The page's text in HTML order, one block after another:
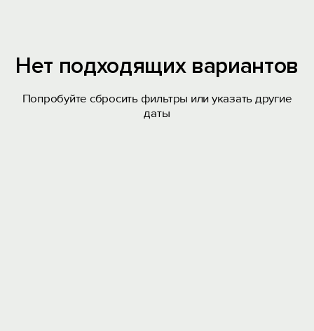
Нет подходящих вариантов
Попробуйте сбросить фильтры или указать другие
даты